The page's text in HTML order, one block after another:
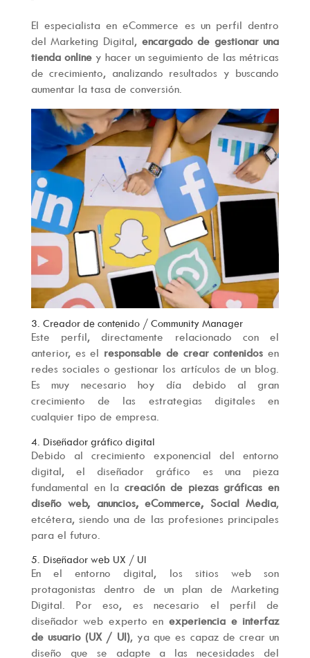
El especialista en eCommerce es un perfil dentro
del Marketing Digital, encargado de gestionar una
tienda onliney hacer un seguimiento de las métricas
de crecimiento, analizando resultados y buscando
aumentar la tasa de conversión.
3. Creador de contenido / Community Manager
Este perfil, directamente relacionado con el
anterior, es el responsable de crear contenidosen
redes sociales o gestionar los artículos de un blog.
Es muy necesario hoy día debido al gran
crecimiento de las estrategias digitales en
cualquier tipo de empresa.
4. Diseñador gráfico digital
Debido al crecimiento exponencial del entorno
digital, el diseñador gráfico es una pieza
fundamental en lacreación de piezas gráficas en
diseño web, anuncios, eCommerce, Social Media,
etcétera, siendo una de las profesiones principales
para el futuro.
5. Diseñador web UX / UI
En el entorno digital, los sitios web son
protagonistas dentro de un plan de Marketing
Digital. Por eso, es necesario el perfil de
diseñador web experto en experiencia e interfaz
de usuario (UX / UI), ya que es capaz de crear un
diseño que se adapte a las necesidades del